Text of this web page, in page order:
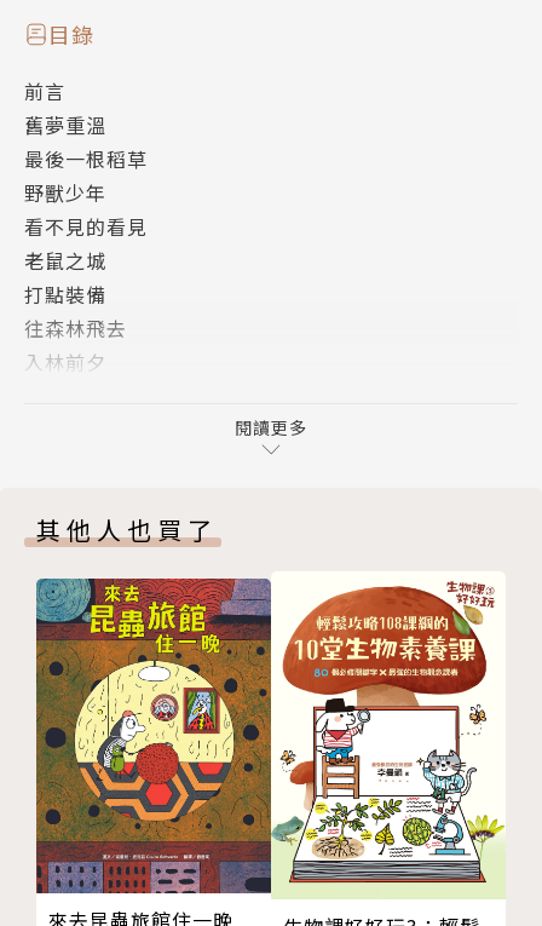
恨，數度和死亡擦肩的大自然，憑著從前鍛鍊的一身本
連……
◆本書特色
1.精采內容、如實描繪，連《國家地理雜誌》都信以為
真的13歲男孩求生傳奇！
2.以《手斧男孩》為首的系列小說，之所以廣受歡迎，
不僅在於情節與故事本身吸引人，更帶領讀者進入一個
《手斧男孩》是個驚心動魄的故事……不只是歷險而
作者簡介 |
作者／蓋瑞．伯森（Gary Paulsen, 1939~2021）
出生在美國明尼蘇達州，先後當過卡車司機、獵捕人、
導演、演員、歌手、水手、工程師、農夫、教師，也曾
經淪為酒鬼。年過八十依然創作不輟，是美國聞名而多
產的作家，從西部小說到家用維修，各類題材應有盡
有，絕大部分取材自他個人的實際經驗。文風精簡樸
目錄
前言
舊夢重溫
最後一根稻草
野獸少年
看不見的看見
老鼠之城
打點裝備
往森林飛去
入林前夕
漫長的一夜
男孩與狼的二重唱
突來的訪客
正面交鋒
順其自然
後記
版權頁
閱讀更多
其他人也買了
來去昆蟲旅館住一晚